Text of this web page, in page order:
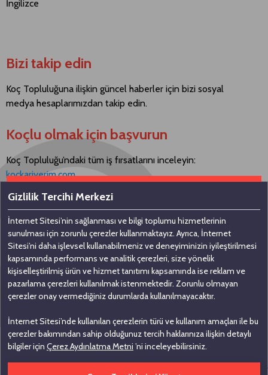
İngilizce
Bizi takip edin
Koç Topluluğuna ilişkin güncel haberler için bizi sosyal
medya hesaplarımızdan takip edin.
Koçlu olmak için başvurun
Koç Topluluğu’ndaki tüm iş fırsatlarını inceleyin:
kockariyerim.com
Bizimle iletişime geçin
Koç Holding A.Ş
Nakkaştepe, Azizbey Sokak, No: 1,
Kuzguncuk 34674, İstanbul
0 (216) 531 00 00
0 (216) 531 00 99
Gizlilik Tercihi Merkezi
İnternet Sitesi’nin sağlanması ve bilgi toplumu hizmetlerinin
sunulması için zorunlu çerezler kullanmaktayız. Ayrıca, İnternet
Sitesi’ni daha işlevsel kullanabilmeniz ve deneyiminizin iyileştirilmesi
kapsamında performans ve analitik çerezleri, size yönelik
kişiselleştirilmiş ürün ve hizmet tanıtımı kapsamında ise reklam ve
pazarlama çerezleri kullanılmak istenmektedir. Zorunlu olmayan
çerezler onay vermediğiniz durumlarda kullanılmayacaktır.
İnternet Sitesi’nde kullanılan çerezlerin türü ve kullanım amaçları ile bu
çerezler bakımından sahip olduğunuz tercih haklarınıza ilişkin detaylı
bilgiler için Çerez Aydınlatma Metni ’ni inceleyebilirsiniz.